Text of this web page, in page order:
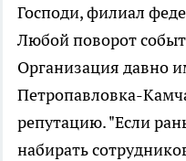
Господи, филиал
Любой поворот
Организация давно
Петропавловка-
репутацию. "Если
набирать